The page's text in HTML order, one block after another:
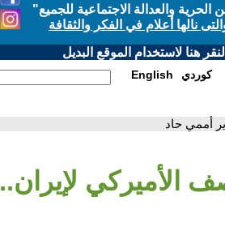
والعدالة الاجتماعية للجميع"
نالها أعلام في الفكر والثقافة
هنا لاستخدام الموقع البديل
English كوردي
أممي حاد
الأميركي لإيران..